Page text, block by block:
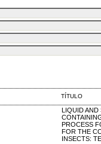
TÍTULO
LIQUID AND
PROCESS
FOR THE
INSECTS: